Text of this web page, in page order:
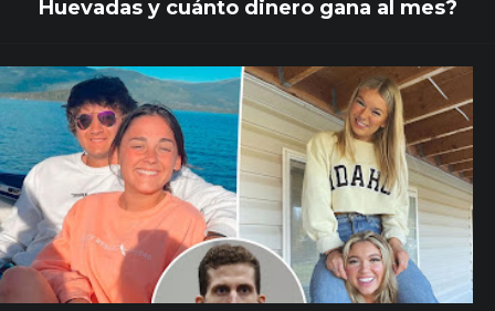
Huevadas y cuánto dinero gana al mes?